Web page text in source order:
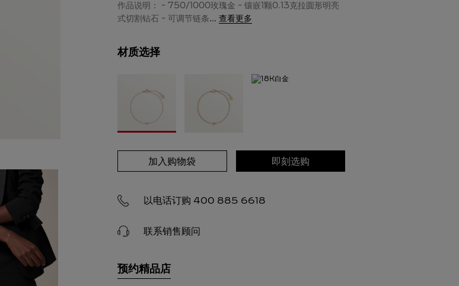
作品说明： - 750/1000玫瑰金 - 镶嵌1颗0.13克拉圆形明亮
式切割钻石 - 可调节链条... 查看更多
材质选择
加入购物袋 即刻选购
以电话订购 400 885 6618
联系销售顾问
预约精品店